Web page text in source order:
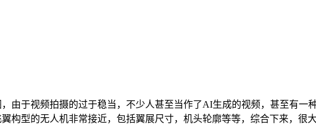
由于视频拍摄的过于稳当，不少人甚至当作了AI生成的视频，甚至有一
构型的无人机非常接近，包括翼展尺寸，机头轮廓等等，综合下来，很